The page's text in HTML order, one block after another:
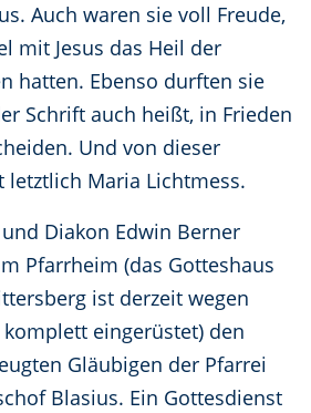
Auch waren sie voll Freude,
mit Jesus das Heil der
hatten. Ebenso durften sie
Schrift auch heißt, in Frieden
Und von dieser
letztlich Maria Lichtmess.
Diakon Edwin Berner
Pfarrheim (das Gotteshaus
ist derzeit wegen
eingerüstet) den
Gläubigen der Pfarrei
Blasius. Ein Gottesdienst